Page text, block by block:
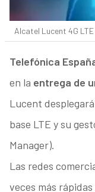
Alcatel Lucent 4G LTE
Telefónica
en la entrega de
Lucent
base LTE y su
Manager).
Las redes
veces más